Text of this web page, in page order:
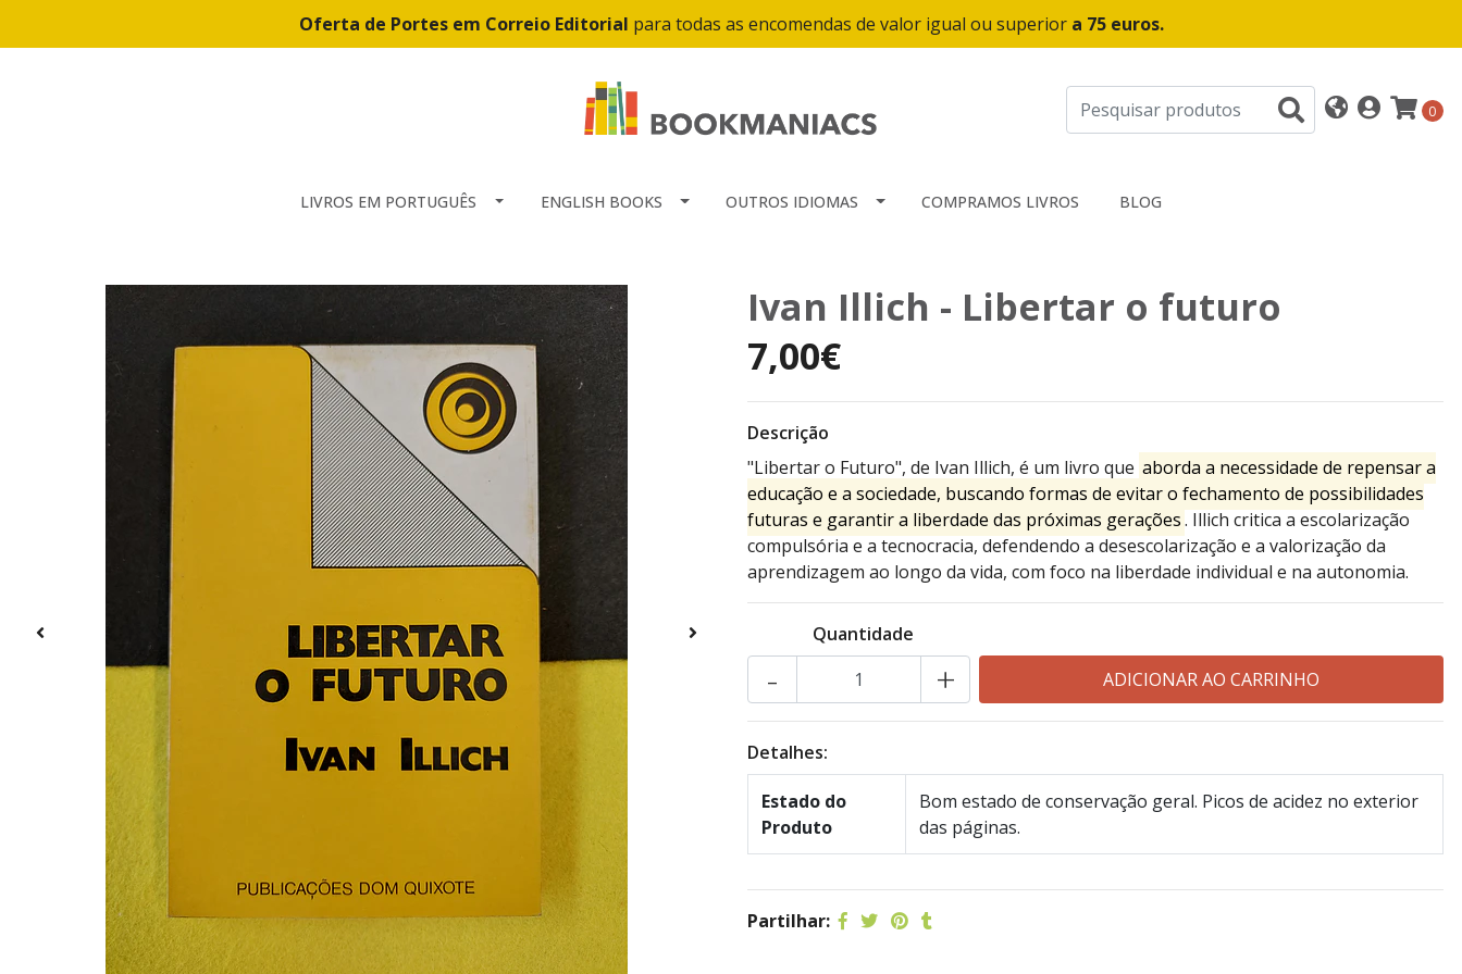
Oferta de Portes em Correio Editorial para todas as encomendas de valor igual ou superior a 75 euros.
0
LIVROS EM PORTUGUÊS ENGLISH BOOKS OUTROS IDIOMAS COMPRAMOS LIVROS BLOG
Ivan Illich - Libertar o futuro
7,00€
Descrição
"Libertar o Futuro", de Ivan Illich, é um livro que aborda a necessidade de repensar a
educação e a sociedade, buscando formas de evitar o fechamento de possibilidades
futuras e garantir a liberdade das próximas gerações. Illich critica a escolarização
compulsória e a tecnocracia, defendendo a desescolarização e a valorização da
aprendizagem ao longo da vida, com foco na liberdade individual e na autonomia.
Quantidade
+
-
Detalhes:
Estado do
Produto
Bom estado de conservação geral. Picos de acidez no exterior
das páginas.
Partilhar: